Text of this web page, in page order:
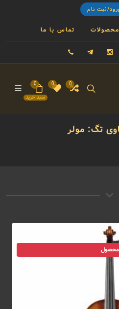
ثبت نام
تماس با ما
توییتر اینستاگرام تلگرام
0
0
سبد خرید
0
تگ: مولر
محصول